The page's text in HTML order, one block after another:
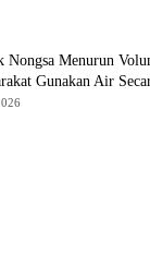
Nongsa Menurun
Gunakan Air